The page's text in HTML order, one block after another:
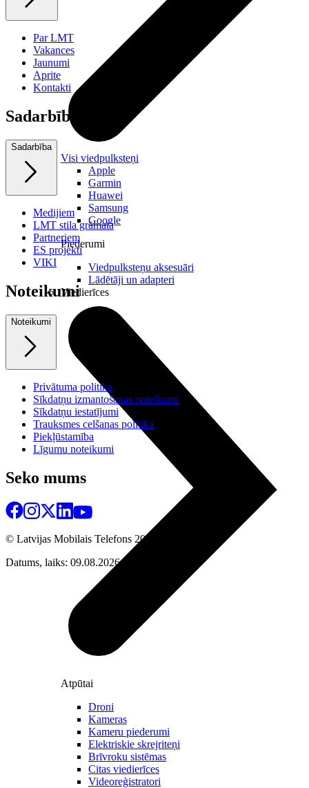
Visi viedpulksteņi
Apple
Garmin
Huawei
Samsung
Google
Piederumi
Viedpulksteņu aksesuāri
Lādētāji un adapteri
Viedierīces
Atpūtai
Droni
Kameras
Kameru piederumi
Elektriskie skrejriteņi
Brīvroku sistēmas
Citas viedierīces
Videoreģistratori
Par LMT
Vakances
Jaunumi
Aprite
Kontakti
Sadarbība
Sadarbība
Medijiem
LMT stila grāmata
Partneriem
ES projekti
VIKI
Noteikumi
Noteikumi
Privātuma politika
Sīkdatņu izmantošanas noteikumi
Sīkdatņu iestatījumi
Trauksmes celšanas politika
Piekļūstamība
Līgumu noteikumi
Seko mums
© Latvijas Mobilais Telefons 2026
Datums, laiks: 09.08.2026 04:50